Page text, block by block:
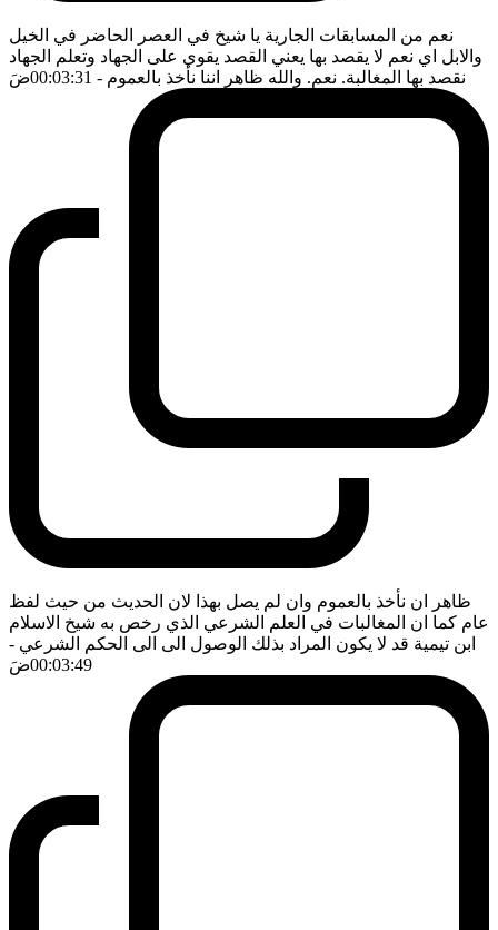
نعم من المسابقات الجارية يا شيخ في العصر الحاضر في الخيل
والابل اي نعم لا يقصد بها يعني القصد يقوي على الجهاد وتعلم الجهاد
نقصد بها المغالبة. نعم. والله ظاهر اننا نأخذ بالعموم - 00:03:31 ضَ
ظاهر ان نأخذ بالعموم وان لم يصل بهذا لان الحديث من حيث لفظ
عام كما ان المغالبات في العلم الشرعي الذي رخص به شيخ الاسلام
ابن تيمية قد لا يكون المراد بذلك الوصول الى الى الحكم الشرعي -
00:03:49ضَ